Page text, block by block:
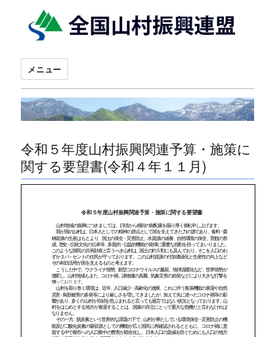
メニュー
令和５年度山村振興関連予算・施策に
関する要望書(令和４年１１月)